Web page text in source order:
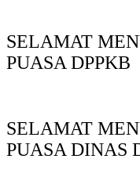
SELAMAT
PUASA DPPKB
SELAMAT
PUASA DINAS